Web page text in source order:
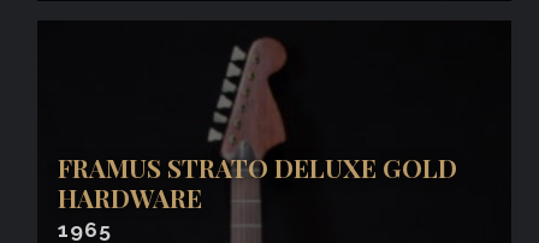
FRAMUS STRATO DELUXE GOLD
HARDWARE
1965